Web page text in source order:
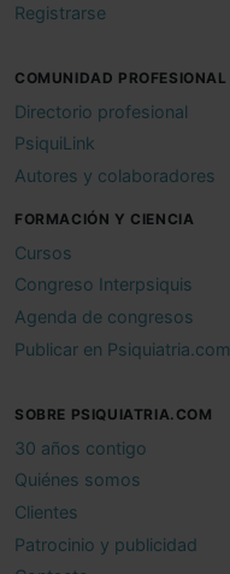
Registrarse
COMUNIDAD PROFESIONAL
Directorio profesional
PsiquiLink
Autores y colaboradores
FORMACIÓN Y CIENCIA
Cursos
Congreso Interpsiquis
Agenda de congresos
Publicar en Psiquiatria.com
SOBRE PSIQUIATRIA.COM
30 años contigo
Quiénes somos
Clientes
Patrocinio y publicidad